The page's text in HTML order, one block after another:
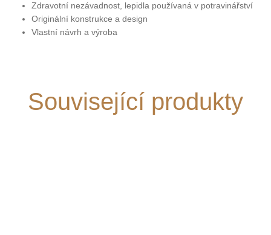
Zdravotní nezávadnost, lepidla používaná v potravinářství
Originální konstrukce a design
Vlastní návrh a výroba
Související produkty